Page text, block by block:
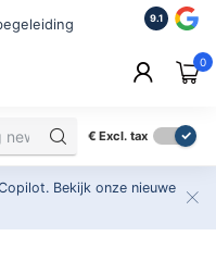
ISO
2.500+
9.1
0
€ Excl. tax
Bekijk onze nieuwe